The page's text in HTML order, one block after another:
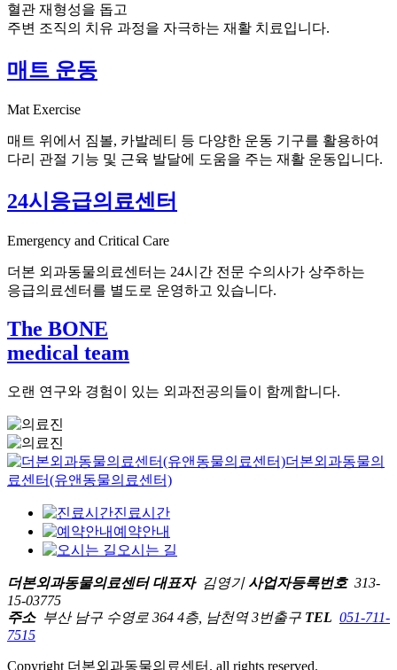
혈관 재형성을 돕고
주변 조직의 치유 과정을 자극하는 재활 치료입니다.
매트 운동
Mat Exercise
매트 위에서 짐볼, 카발레티 등 다양한 운동 기구를 활용하여
다리 관절 기능 및 근육 발달에 도움을 주는 재활 운동입니다.
24시응급의료센터
Emergency and Critical Care
더본 외과동물의료센터는 24시간 전문 수의사가 상주하는
응급의료센터를 별도로 운영하고 있습니다.
The BONE
medical team
오랜 연구와 경험이 있는 외과전공의들이 함께합니다.
더본외과동물의
료센터(유앤동물의료센터)
진료시간
예약안내
오시는 길
더본외과동물의료센터 대표자김영기 사업자등록번호313-
15-03775
주소부산 남구 수영로 364 4층, 남천역 3번출구 TEL 051-711-
7515
Copyright 더본외과동물의료센터. all rights reserved.